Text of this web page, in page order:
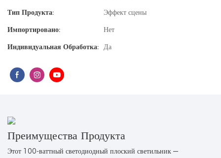
Тип Продукта:
Эффект сцены
Импортировано:
Нет
Индивидуальная Обработка: Да
Преимущества Продукта
Этот 100-ваттный светодиодный плоский светильник —